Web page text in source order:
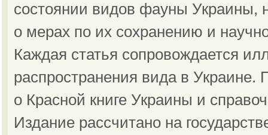
состоянии видов фауны Украины,
о мерах по их сохранению и
Каждая статья сопровождается
распространения вида в
о Красной книге Украины и
Издание рассчитано на